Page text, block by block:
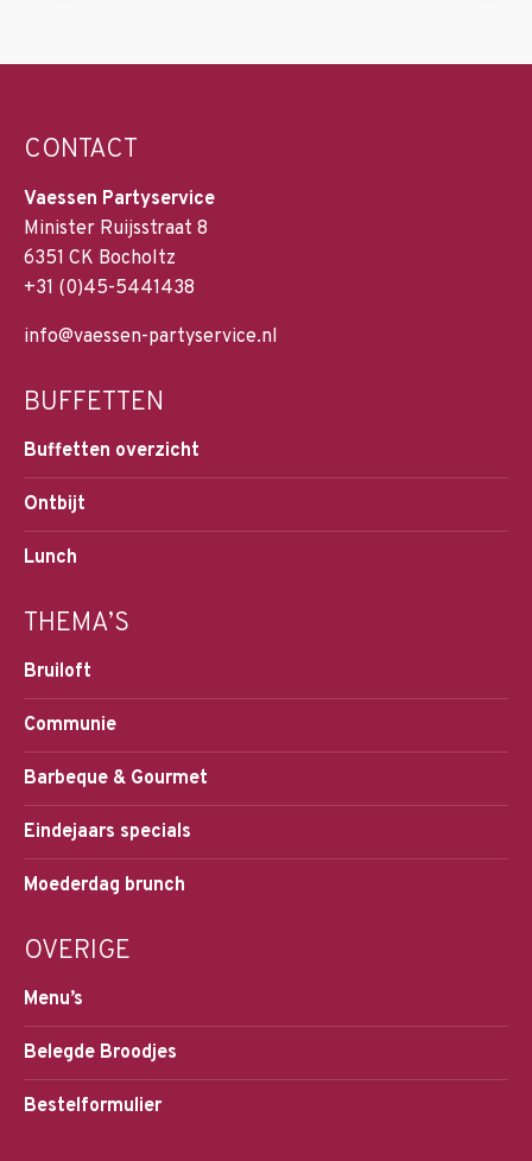
CONTACT
Vaessen Partyservice
Minister Ruijsstraat 8
6351 CK Bocholtz
+31 (0)45-5441438
info@vaessen-partyservice.nl
BUFFETTEN
Buffetten overzicht
Ontbijt
Lunch
THEMA’S
Bruiloft
Communie
Barbeque & Gourmet
Eindejaars specials
Moederdag brunch
OVERIGE
Menu’s
Belegde Broodjes
Bestelformulier